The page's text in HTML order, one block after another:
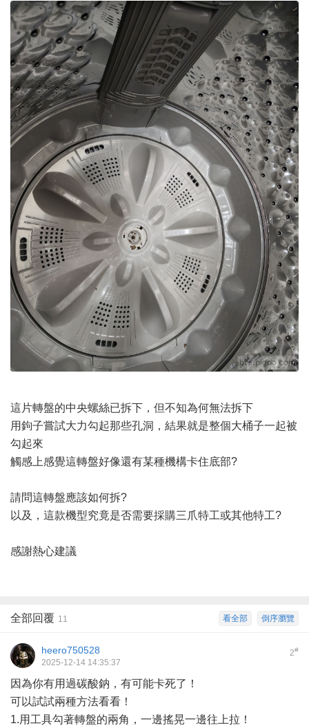
這片轉盤的中央螺絲已拆下，但不知為何無法拆下
用鉤子嘗試大力勾起那些孔洞，結果就是整個大桶子一起被
勾起來
觸感上感覺這轉盤好像還有某種機構卡住底部?
請問這轉盤應該如何拆?
以及，這款機型究竟是否需要採購三爪特工或其他特工?
感謝熱心建議
倒序瀏覽
看全部
全部回覆 11
2#
heero750528
2025-12-14 14:35:37
因為你有用過碳酸鈉，有可能卡死了！
可以試試兩種方法看看！
1.用工具勾著轉盤的兩角，一邊搖晃一邊往上拉！